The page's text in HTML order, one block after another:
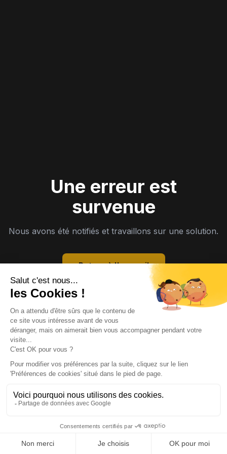
Une erreur est
survenue
Nous avons été notifiés et travaillons sur une solution.
Retour à l'accueil